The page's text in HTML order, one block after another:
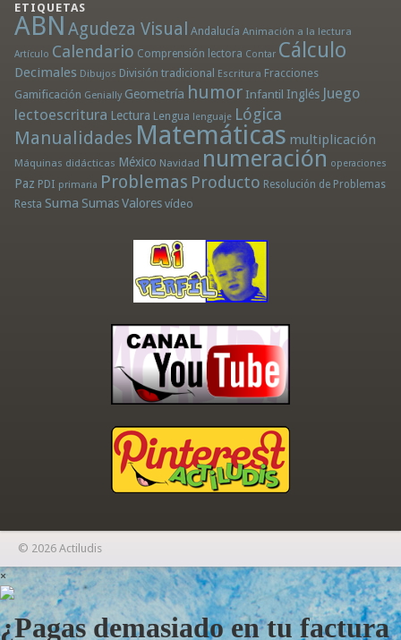
ETIQUETAS
ABN Agudeza Visual Andalucía Animación a la lectura
Artículo Calendario Comprensión lectora Contar Cálculo
Decimales Dibujos División tradicional Escritura Fracciones
Gamificación Genially Geometría humor Infantil Inglés Juego
lectoescritura Lectura Lengua lenguaje Lógica
Manualidades Matemáticas multiplicación
Máquinas didácticas México Navidad numeración operaciones
Paz PDI primaria Problemas Producto Resolución de Problemas
Resta Suma Sumas Valores vídeo
© 2026 Actiludis
×
¿Pagas demasiado en tu factura